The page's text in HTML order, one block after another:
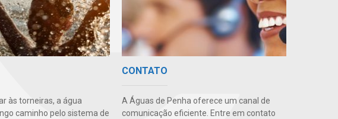
às torneiras, a água
caminho pelo sistema de
CONTATO
A Águas de Penha oferece um canal de
comunicação eficiente. Entre em contato